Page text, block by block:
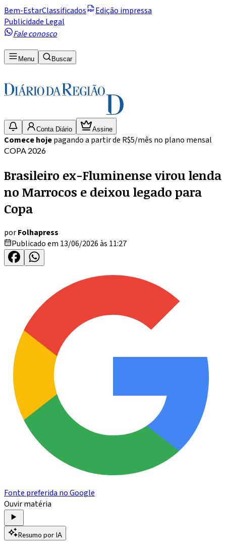
Bem-EstarClassificados
Edição impressa
Publicidade Legal
Fale conosco
Menu Buscar
Conta Diário Assine
Comece hojepagando a partir de R$5/mês no plano mensal
COPA 2026
Brasileiro ex-Fluminense virou lenda
no Marrocos e deixou legado para
Copa
porFolhapress
Publicado em 13/06/2026 às 11:27
Fonte preferida no Google
Ouvir matéria
Resumo por IA